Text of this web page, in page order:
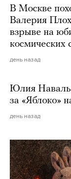
В Москве
Валерия
взрыве на
космических
день назад
Юлия
за «Яблоко»
день назад